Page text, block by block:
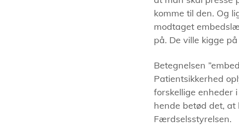
komme til den. Og
modtaget
på. De ville kigge
Betegnelsen
Patientsikkerhed
forskellige enheder
hende betød det, at
Færdselsstyrelsen.